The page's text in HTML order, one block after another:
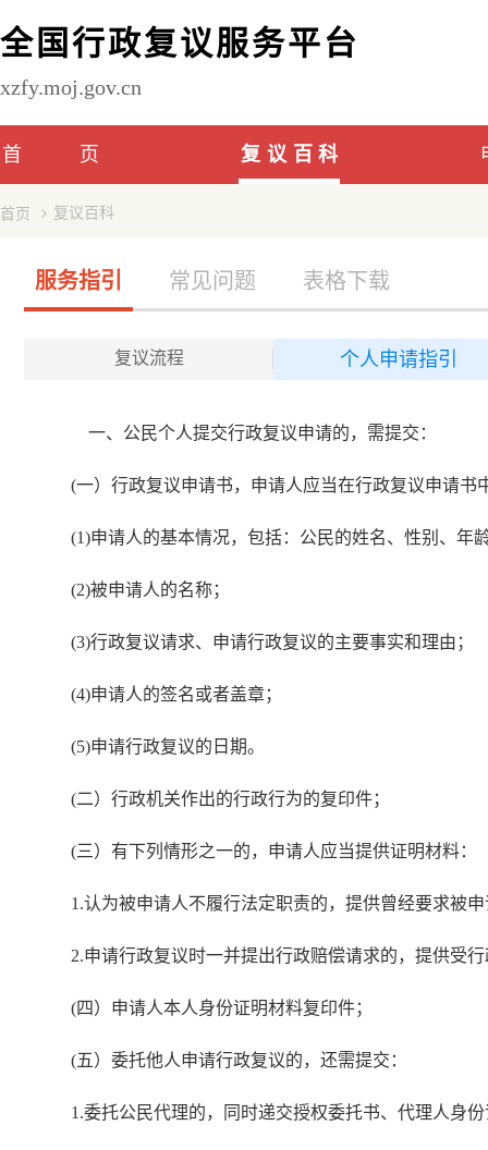
全国行政复议服务平台
xzfy.moj.gov.cn
首页 复议百科
首页 复议百科
服务指引 常见问题 表格下载
复议流程 个人申请指引
一、公民个人提交行政复议申请的，需提交：
(一）行政复议申请书，申请人应当在行政复议申请书
(1)申请人的基本情况，包括：公民的姓名、性别、年
(2)被申请人的名称；
(3)行政复议请求、申请行政复议的主要事实和理由；
(4)申请人的签名或者盖章；
(5)申请行政复议的日期。
(二）行政机关作出的行政行为的复印件；
(三）有下列情形之一的，申请人应当提供证明材料：
1.认为被申请人不履行法定职责的，提供曾经要求被
2.申请行政复议时一并提出行政赔偿请求的，提供受
(四）申请人本人身份证明材料复印件；
(五）委托他人申请行政复议的，还需提交：
1.委托公民代理的，同时递交授权委托书、代理人身